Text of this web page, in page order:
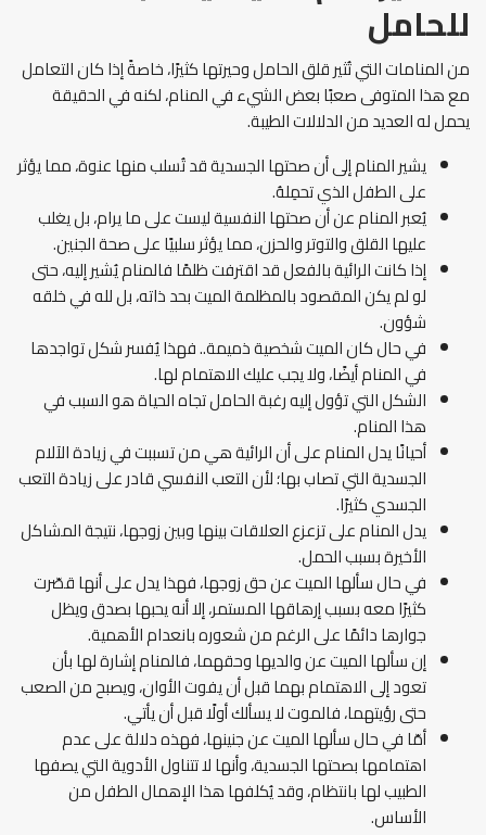
للحامل
من المنامات التي تُثير قلق الحامل وحيرتها كثيرًا، خاصةً إذا كان التعامل
مع هذا المتوفى صعبًا بعض الشيء في المنام، لكنه في الحقيقة
يحمل له العديد من الدلالات الطيبة.
يشير المنام إلى أن صحتها الجسدية قد تُسلب منها عنوة، مما يؤثر
على الطفل الذي تحمِلهُ.
يُعبر المنام عن أن صحتها النفسية ليست على ما يرام، بل يغلب
عليها القلق والتوتر والحزن، مما يؤثر سلبيًا على صحة الجنين.
إذا كانت الرائية بالفعل قد اقترفت ظلمًا فالمنام يُشير إليه، حتى
لو لم يكن المقصود بالمظلمة الميت بحد ذاته، بل لله في خلقه
شؤون.
في حال كان الميت شخصية ذميمة.. فهذا يُفسر شكل تواجدها
في المنام أيضًا، ولا يجب عليك الاهتمام لها.
الشكل التي تؤول إليه رغبة الحامل تجاه الحياة هو السبب في
هذا المنام.
أحيانًا يدل المنام على أن الرائية هي من تسببت في زيادة الآلام
الجسدية التي تصاب بها؛ لأن التعب النفسي قادر على زيادة التعب
الجسدي كثيرًا.
يدل المنام على تزعزع العلاقات بينها وبين زوجها، نتيجة المشاكل
الأخيرة بسبب الحمل.
في حال سألها الميت عن حق زوجها، فهذا يدل على أنها قصّرت
كثيرًا معه بسبب إرهاقها المستمر، إلا أنه يحبها بصدق ويظل
جوارها دائمًا على الرغم من شعوره بانعدام الأهمية.
إن سألها الميت عن والديها وحقهما، فالمنام إشارة لها بأن
تعود إلى الاهتمام بهما قبل أن يفوت الأوان، ويصبح من الصعب
حتى رؤيتهما، فالموت لا يسألك أولًا قبل أن يأتي.
أمّا في حال سألها الميت عن جنينها، فهذه دلالة على عدم
اهتمامها بصحتها الجسدية، وأنها لا تتناول الأدوية التي يصفها
الطبيب لها بانتظام، وقد يُكلفها هذا الإهمال الطفل من
الأساس.